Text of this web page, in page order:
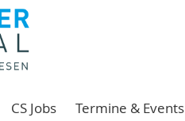
CS Jobs Termine & Events